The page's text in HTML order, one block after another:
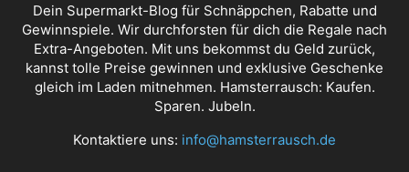
Dein Supermarkt-Blog für Schnäppchen, Rabatte und
Gewinnspiele. Wir durchforsten für dich die Regale nach
Extra-Angeboten. Mit uns bekommst du Geld zurück,
kannst tolle Preise gewinnen und exklusive Geschenke
gleich im Laden mitnehmen. Hamsterrausch: Kaufen.
Sparen. Jubeln.
Kontaktiere uns: info@hamsterrausch.de